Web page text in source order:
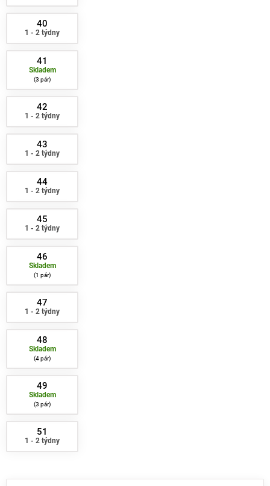
40
1 - 2 týdny
41
Skladem
3 pár
42
1 - 2 týdny
43
1 - 2 týdny
44
1 - 2 týdny
45
1 - 2 týdny
46
Skladem
1 pár
47
1 - 2 týdny
48
Skladem
4 pár
49
Skladem
3 pár
51
1 - 2 týdny